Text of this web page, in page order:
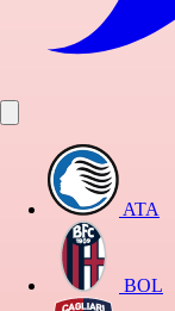
ATA
BOL